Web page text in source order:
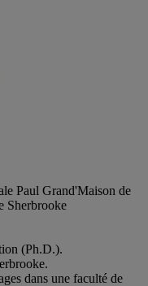
Paul Grand'Maison de
Sherbrooke
(Ph.D.).
dans une faculté de